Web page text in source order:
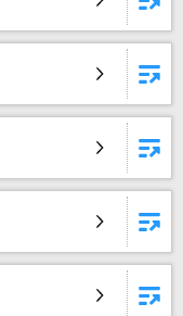
利子(早見沙織)